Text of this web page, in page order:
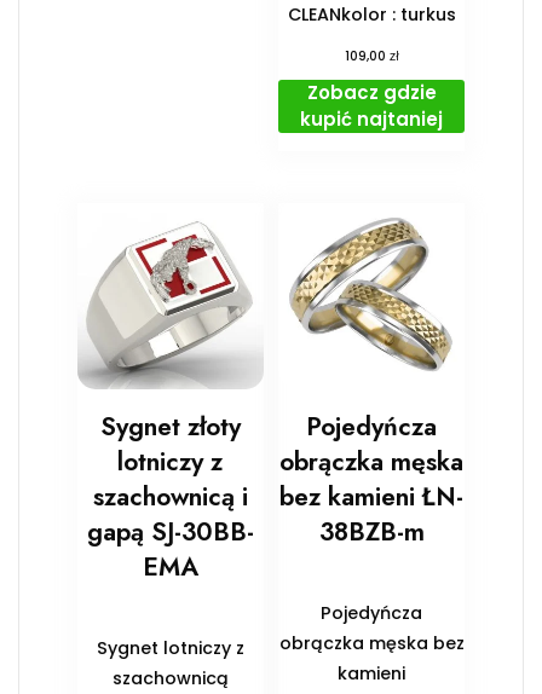
CLEANkolor : turkus
109,00 zł
Zobacz gdzie
kupić najtaniej
Sygnet złoty
lotniczy z
szachownicą i
gapą SJ-30BB-
EMA
Sygnet lotniczy z
szachownicą
Pojedyńcza
obrączka męska
bez kamieni ŁN-
38BZB-m
Pojedyńcza
obrączka męska bez
kamieni